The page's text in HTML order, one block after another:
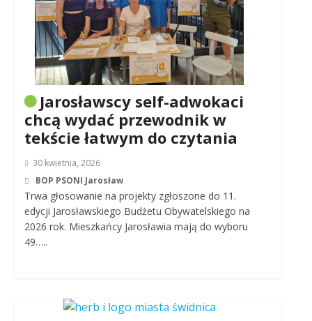
Jarosławscy self-adwokaci
chcą wydać przewodnik w
tekście łatwym do czytania
30 kwietnia, 2026
BOP PSONI Jarosław
Trwa głosowanie na projekty zgłoszone do 11.
edycji Jarosławskiego Budżetu Obywatelskiego na
2026 rok. Mieszkańcy Jarosławia mają do wyboru
49…..